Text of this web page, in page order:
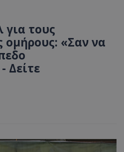
για τους
ομήρους: «Σαν να
Δείτε